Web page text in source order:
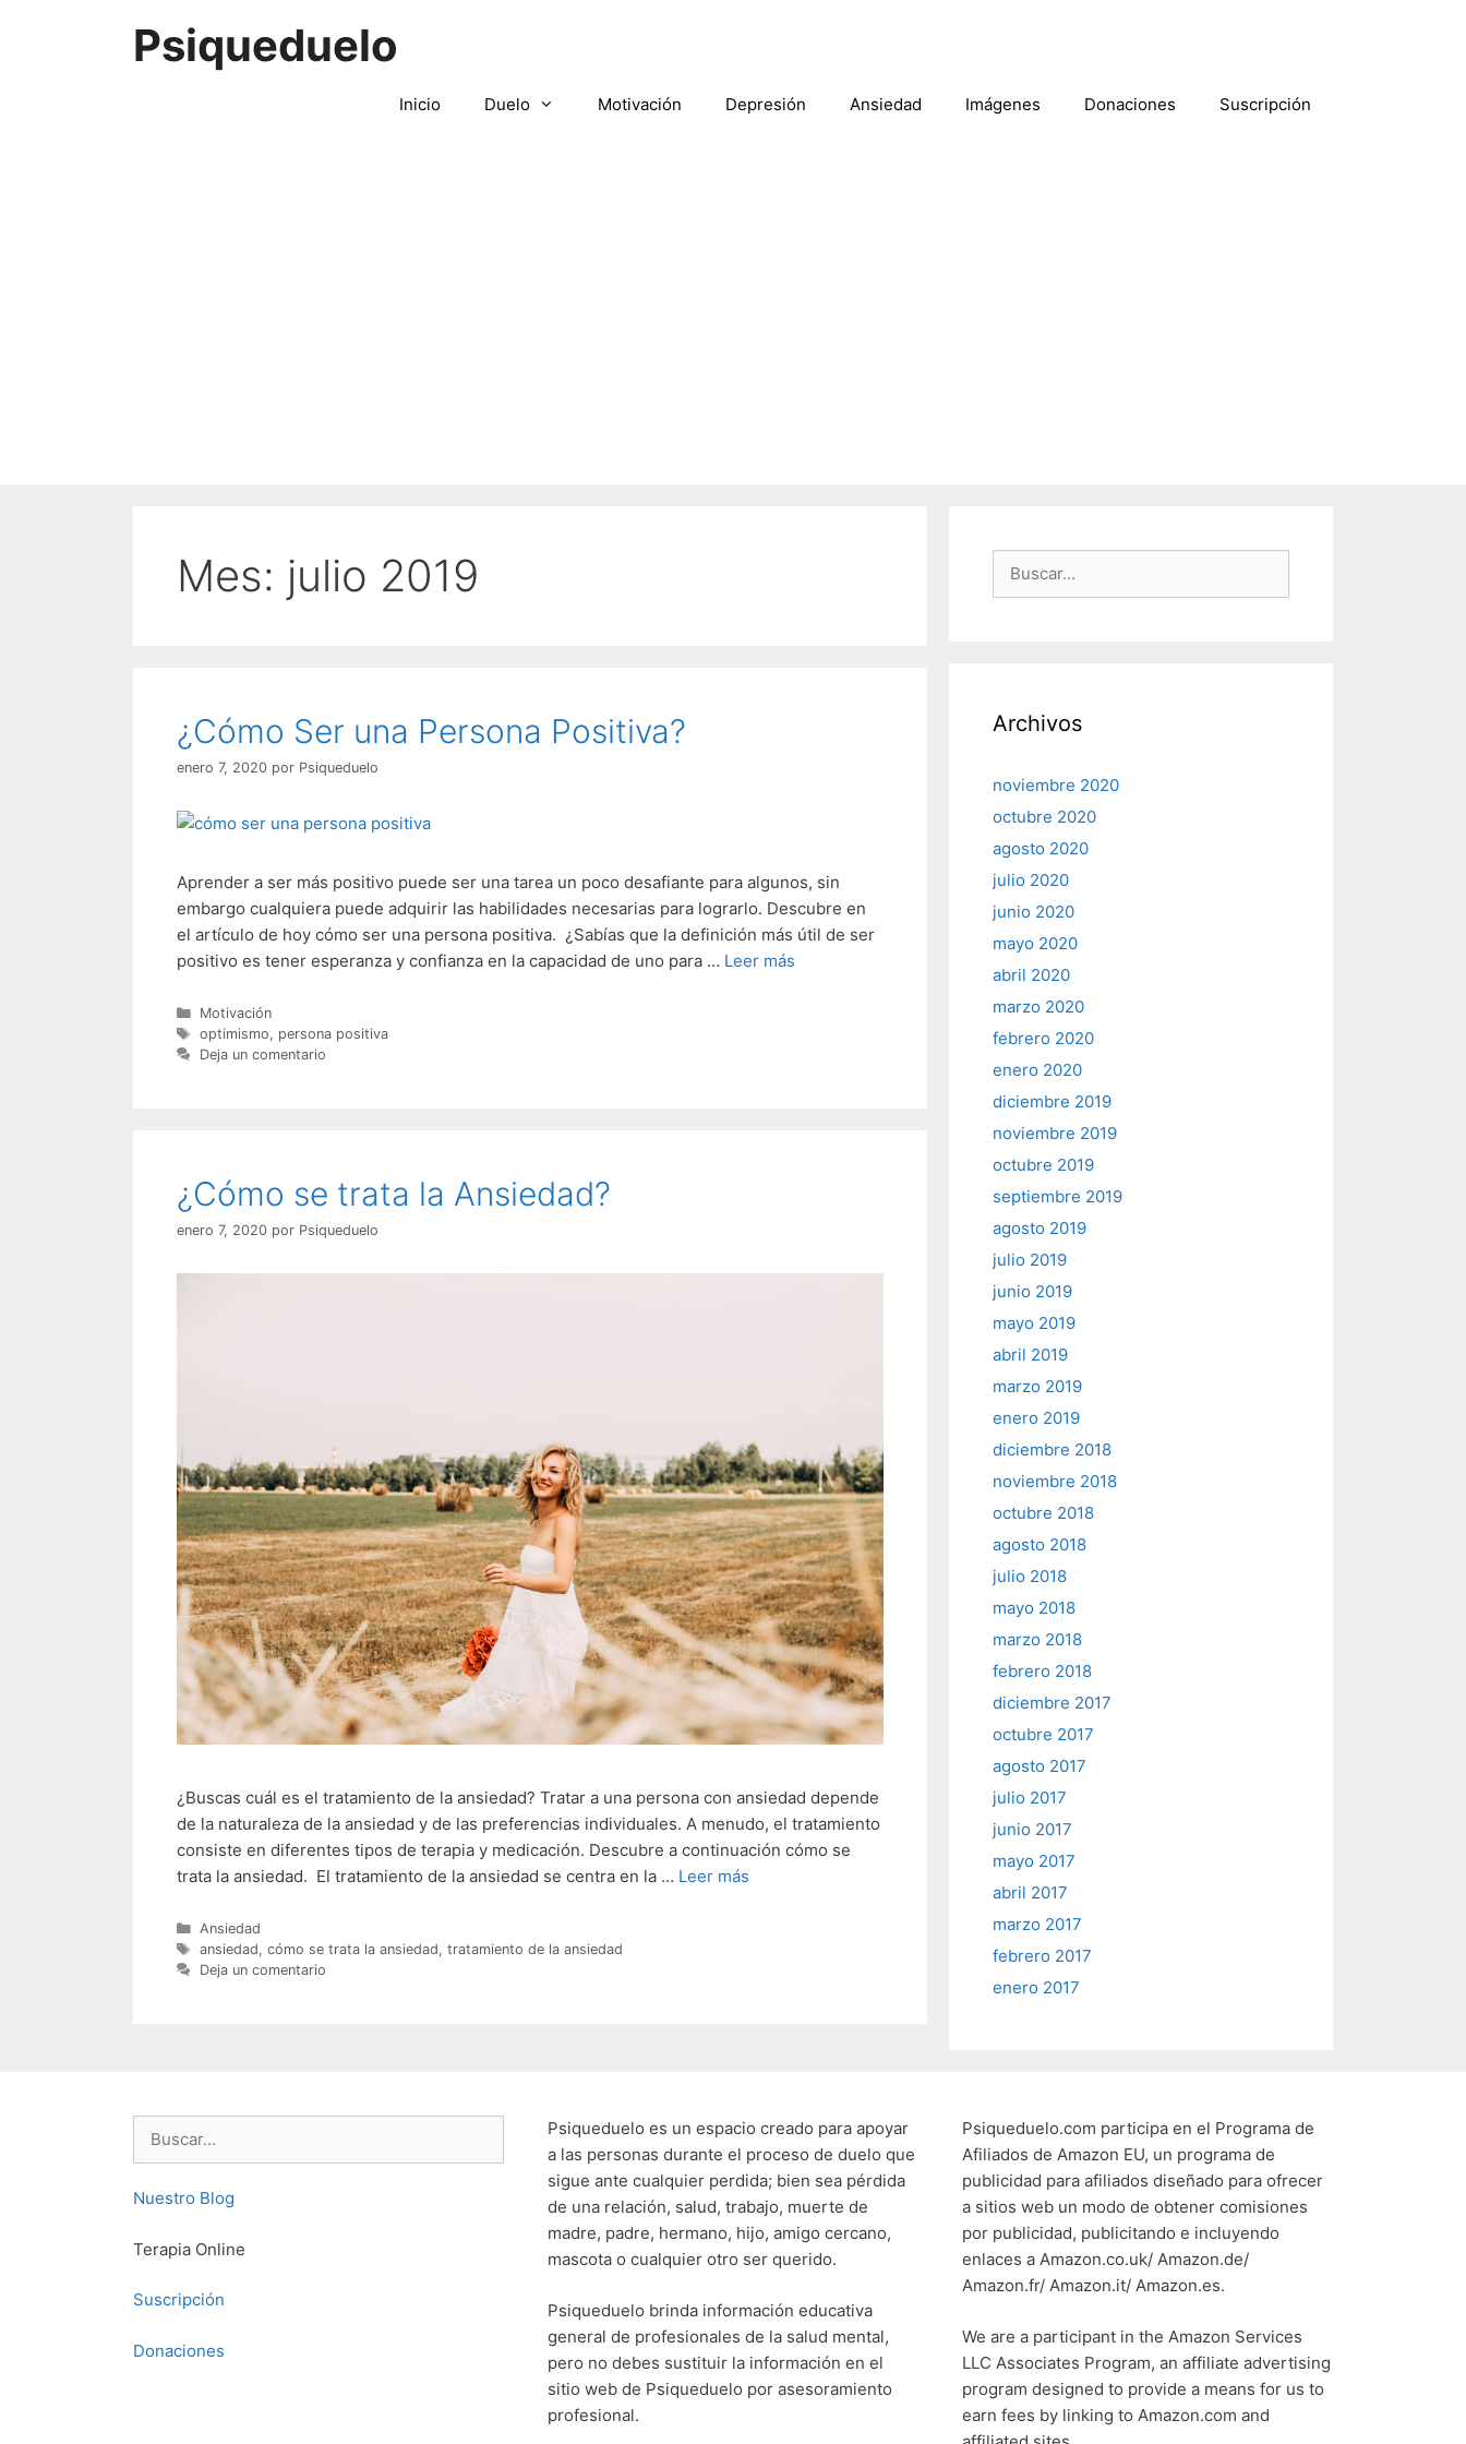
Psiqueduelo
Inicio Duelo Motivación Depresión Ansiedad Imágenes Donaciones Suscripción
Mes: julio 2019
¿Cómo Ser una Persona Positiva?
enero 7, 2020 por Psiqueduelo
Aprender a ser más positivo puede ser una tarea un poco desafiante para algunos, sin
embargo cualquiera puede adquirir las habilidades necesarias para lograrlo. Descubre en
el artículo de hoy cómo ser una persona positiva. ¿Sabías que la definición más útil de ser
positivo es tener esperanza y confianza en la capacidad de uno para … Leer más
Categorías
Motivación
Etiquetas
optimismo, persona positiva
Deja un comentario
¿Cómo se trata la Ansiedad?
enero 7, 2020 por Psiqueduelo
¿Buscas cuál es el tratamiento de la ansiedad? Tratar a una persona con ansiedad depende
de la naturaleza de la ansiedad y de las preferencias individuales. A menudo, el tratamiento
consiste en diferentes tipos de terapia y medicación. Descubre a continuación cómo se
trata la ansiedad. El tratamiento de la ansiedad se centra en la … Leer más
Categorías
Ansiedad
Etiquetas
ansiedad, cómo se trata la ansiedad, tratamiento de la ansiedad
Deja un comentario
Archivos
noviembre 2020
octubre 2020
agosto 2020
julio 2020
junio 2020
mayo 2020
abril 2020
marzo 2020
febrero 2020
enero 2020
diciembre 2019
noviembre 2019
octubre 2019
septiembre 2019
agosto 2019
julio 2019
junio 2019
mayo 2019
abril 2019
marzo 2019
enero 2019
diciembre 2018
noviembre 2018
octubre 2018
agosto 2018
julio 2018
mayo 2018
marzo 2018
febrero 2018
diciembre 2017
octubre 2017
agosto 2017
julio 2017
junio 2017
mayo 2017
abril 2017
marzo 2017
febrero 2017
enero 2017
Nuestro Blog
Terapia Online
Suscripción
Donaciones
Psiqueduelo es un espacio creado para apoyar
a las personas durante el proceso de duelo que
sigue ante cualquier perdida; bien sea pérdida
de una relación, salud, trabajo, muerte de
madre, padre, hermano, hijo, amigo cercano,
mascota o cualquier otro ser querido.
Psiqueduelo brinda información educativa
general de profesionales de la salud mental,
pero no debes sustituir la información en el
sitio web de Psiqueduelo por asesoramiento
profesional.
Psiqueduelo.com participa en el Programa de
Afiliados de Amazon EU, un programa de
publicidad para afiliados diseñado para ofrecer
a sitios web un modo de obtener comisiones
por publicidad, publicitando e incluyendo
enlaces a Amazon.co.uk/ Amazon.de/
Amazon.fr/ Amazon.it/ Amazon.es.
We are a participant in the Amazon Services
LLC Associates Program, an affiliate advertising
program designed to provide a means for us to
earn fees by linking to Amazon.com and